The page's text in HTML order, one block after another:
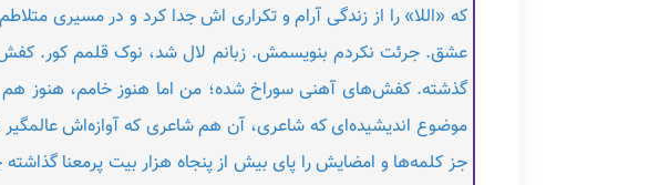
که «اللا» را از زندگی آرام و تکراری اش جدا کرد و در مسیری
عشق. جرئت نکردم بنویسمش. زبانم لال شد، نوک قلمم کور. کفش
گذشته. کفش‌های آهنی سوراخ شده؛ من اما هنوز خامم، هنوز
موضوع اندیشیده‌ای که شاعری، آن هم شاعری که آوازه‌اش
جز کلمه‌ها و امضایش را پای بیش از پنجاه هزار بیت پرمعنا